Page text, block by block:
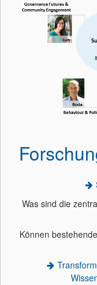
Was sind die
Können